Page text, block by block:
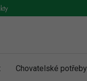
podmínky pro podnikatele
Chovatelské potřeby